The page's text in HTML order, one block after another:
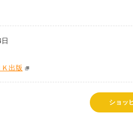
Ｋ出版
ショッ